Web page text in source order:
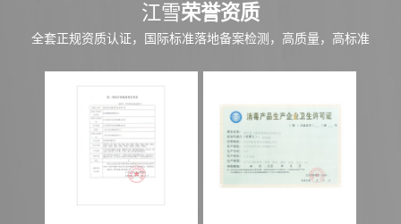
江雪荣誉资质
全套正规资质认证，国际标准落地备案检测，高质量，高标准